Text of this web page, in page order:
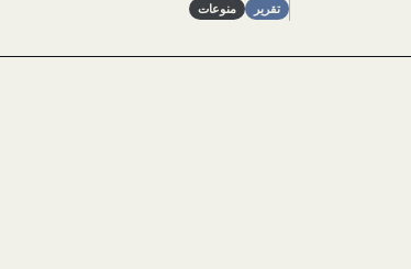
تقرير منوعات